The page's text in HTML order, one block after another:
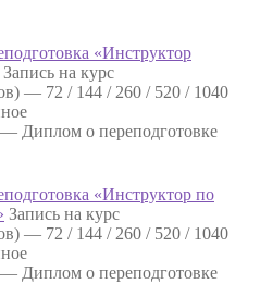
«Инструктор
Запись на курс
— 72 / 144 / 260 / 520 / 1040
— Диплом о переподготовке
«Инструктор по
Запись на курс
— 72 / 144 / 260 / 520 / 1040
— Диплом о переподготовке